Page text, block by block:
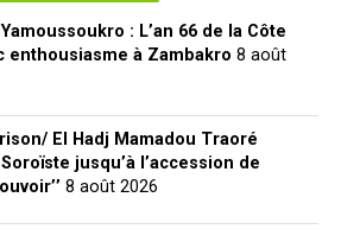
: L’an 66 de la Côte
enthousiasme à Zambakro 8 août
El Hadj Mamadou Traoré
jusqu’à l’accession de
8 août 2026